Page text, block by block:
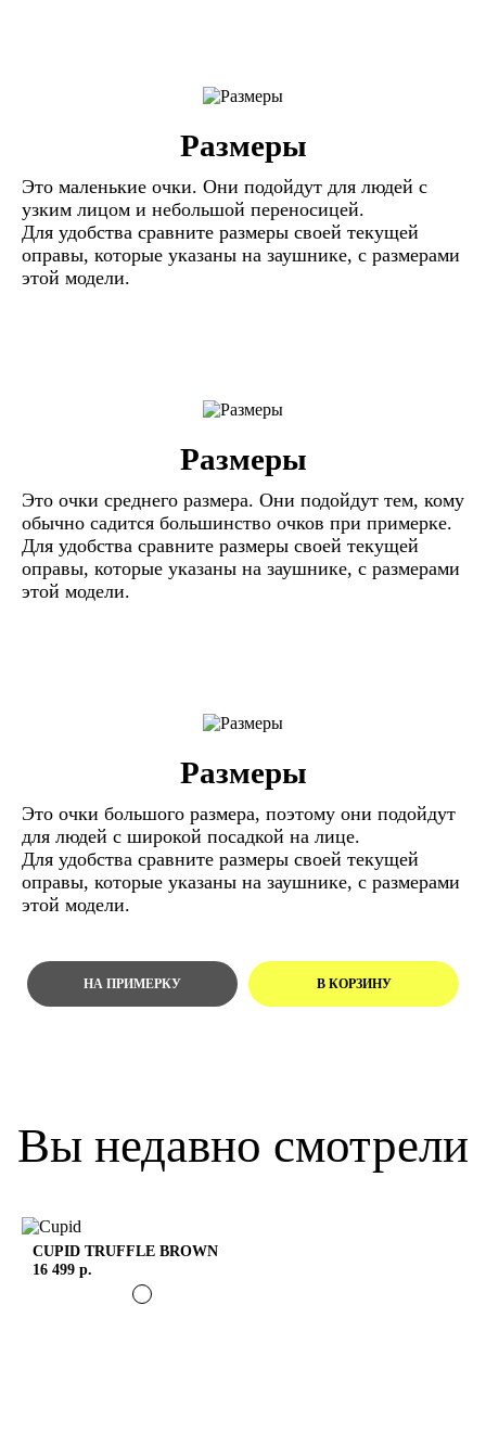
Размеры
Это маленькие очки. Они подойдут для людей с
узким лицом и небольшой переносицей.
Для удобства сравните размеры своей текущей
оправы, которые указаны на заушнике, с размерами
этой модели.
Размеры
Это очки среднего размера. Они подойдут тем, кому
обычно садится большинство очков при примерке.
Для удобства сравните размеры своей текущей
оправы, которые указаны на заушнике, с размерами
этой модели.
Размеры
Это очки большого размера, поэтому они подойдут
для людей с широкой посадкой на лице.
Для удобства сравните размеры своей текущей
оправы, которые указаны на заушнике, с размерами
этой модели.
Вы недавно смотрели
CUPID TRUFFLE BROWN
16 499 р.